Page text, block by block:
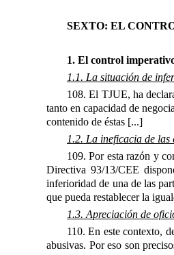
SEXTO: EL
1. El control
1.1. La situación de
108. El TJUE, ha
tanto en capacidad de
contenido de éstas [...]
1.2. La ineficacia de las
109. Por esta razón y
Directiva 93/13/CEE
inferioridad de una de las
que pueda restablecer la
1.3. Apreciación de
110. En este contexto,
abusivas. Por eso son